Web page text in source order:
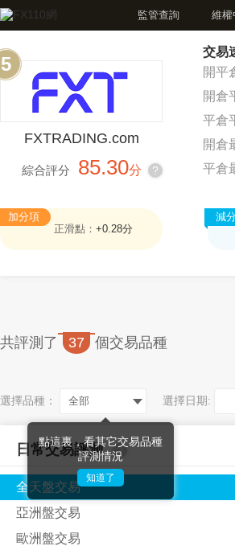
監管查詢 維權
5
FXTRADING.com
綜合評分 85.30分 ?
交易
開平
開倉
平倉
開倉
平倉
加分項
正滑點： +0.28分
減
共評測了 37 個交易品種
點這裏，看其它交易品種
評測情況
知道了
選擇品種： 全部 選擇日期:
日常交易評測 ?
全天盤交易
亞洲盤交易
歐洲盤交易